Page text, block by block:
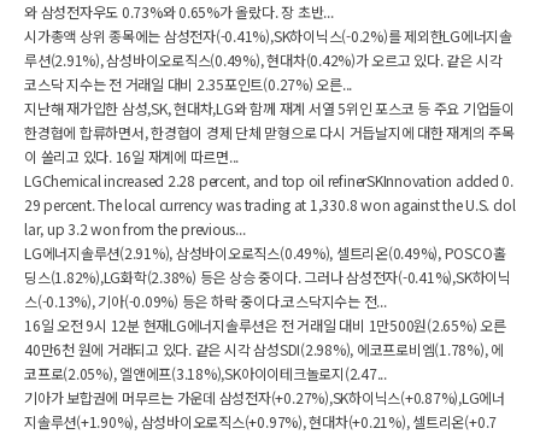
와 삼성전자우도 0.73%와 0.65%가 올랐다. 장 초반...
시가총액 상위 종목에는 삼성전자(-0.41%),SK하이닉스(-0.2%)를 제외한LG에너지솔
루션(2.91%), 삼성바이오로직스(0.49%), 현대차(0.42%)가 오르고 있다. 같은 시각
코스닥 지수는 전 거래일 대비 2.35포인트(0.27%) 오른...
지난해 재가입한 삼성,SK, 현대차,LG와 함께 재계 서열 5위인 포스코 등 주요 기업들이
한경협에 합류하면서, 한경협이 경제 단체 맏형으로 다시 거듭날지에 대한 재계의 주목
이 쏠리고 있다. 16일 재계에 따르면...
LGChemical increased 2.28 percent, and top oil refinerSKInnovation added 0.
29 percent. The local currency was trading at 1,330.8 won against the U.S. dol
lar, up 3.2 won from the previous...
LG에너지솔루션(2.91%), 삼성바이오로직스(0.49%), 셀트리온(0.49%), POSCO홀
딩스(1.82%),LG화학(2.38%) 등은 상승 중이다. 그러나 삼성전자(-0.41%),SK하이닉
스(-0.13%), 기아(-0.09%) 등은 하락 중이다.코스닥지수는 전...
16일 오전 9시 12분 현재LG에너지솔루션은 전 거래일 대비 1만500원(2.65%) 오른
40만6천 원에 거래되고 있다. 같은 시각 삼성SDI(2.98%), 에코프로비엠(1.78%), 에
코프로(2.05%), 엘앤에프(3.18%),SK아이이테크놀로지(2.47...
기아가 보합권에 머무르는 가운데 삼성전자(+0.27%),SK하이닉스(+0.87%),LG에너
지솔루션(+1.90%), 삼성바이오로직스(+0.97%), 현대차(+0.21%), 셀트리온(+0.7